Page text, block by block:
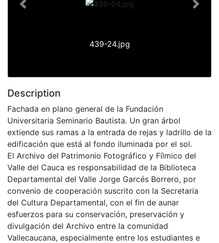
439-24.jpg
Previous Next
Description
Fachada en plano general de la Fundación
Universitaria Seminario Bautista. Un gran árbol
extiende sus ramas a la entrada de rejas y ladrillo de la
edificación que está al fondo iluminada por el sol.
El Archivo del Patrimonio Fotográfico y Fílmico del
Valle del Cauca es responsabilidad de la Biblioteca
Departamental del Valle Jorge Garcés Borrero, por
convenio de cooperación suscrito con la Secretaria
del Cultura Departamental, con el fin de aunar
esfuerzos para su conservación, preservación y
divulgación del Archivo entre la comunidad
Vallecaucana, especialmente entre los estudiantes e